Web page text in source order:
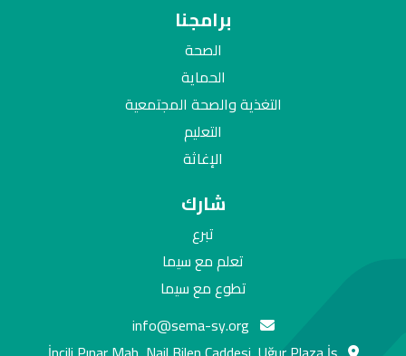
info@sema-sy.org
برامجنا
الصحة
الحماية
التغذية والصحة المجتمعية
التعليم
الإغاثة
شارك
تبرع
تعلم مع سيما
تطوع مع سيما